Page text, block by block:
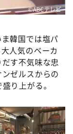
©ABCテレビ
韓国では塩パ
人気のベーカ
す不気味な忠
ゼルスからの
り上がる。